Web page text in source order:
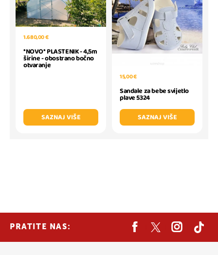
1.680,00 €
*NOVO* PLASTENIK - 4,5m
širine - obostrano bočno
otvaranje
SAZNAJ VIŠE
15,00 €
Sandale za bebe svijetlo
plave 5324
SAZNAJ VIŠE
PRATITE NAS: